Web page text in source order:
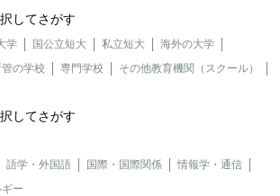
してさがす
学 国公立短大 私立短大
海外の大学
の学校
専門学校
その他教育機関（スクール）
してさがす
語学・外国語 国際・国際関係
情報学・通信
ー